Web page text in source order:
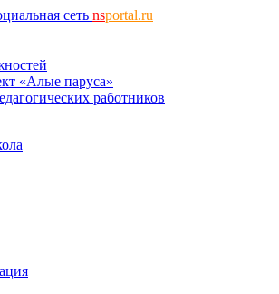
сеть nsportal.ru
«Алые паруса»
работников